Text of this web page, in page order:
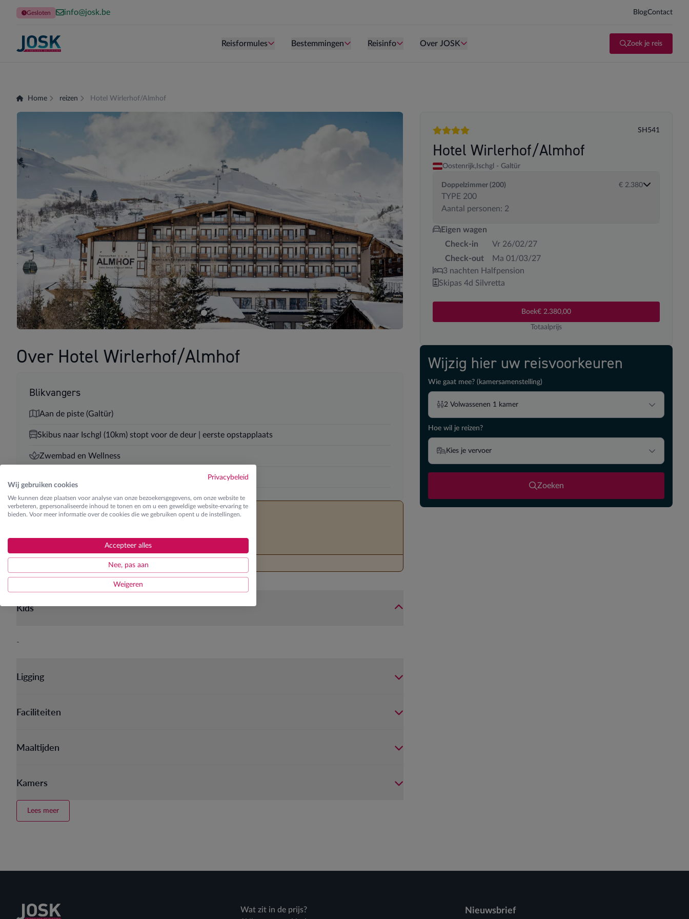
Privacybeleid
Wij gebruiken cookies
We kunnen deze plaatsen voor analyse van onze bezoekersgegevens, om onze website te
verbeteren, gepersonaliseerde inhoud te tonen en om u een geweldige website-ervaring te
bieden. Voor meer informatie over de cookies die we gebruiken opent u de instellingen.
Accepteer alles
Nee, pas aan
Weigeren
Gesloten info@josk.be BlogContact
Terug naar de homepage
Zoek je reis
Reisformules Persoon is te oud kind te zijn.
Bestemmingen Persoon is te oud kind te zijn.
Reisinfo Persoon is te oud kind te zijn.
Over JOSK
Home reizen Hotel Wirlerhof/Almhof
Er zijn momenteel geen kamers beschikbaar voor deze samenstelling. U kan uw kamersamenstelling wijzigen.Vergelijk de verschillende transportopties
4 sterren
SH541
Hotel Wirlerhof/Almhof
Oostenrijk, Ischgl - Galtür
Doppelzimmer (200)
TYPE 200
Aantal personen: 2
€ 2.380
Eigen wagen
Check-in
Vr 26/02/27
Check-out
Ma 01/03/27
3 nachten Halfpension
Skipas 4d Silvretta
Boek€ 2.380,00
Totaalprijs
Wijzig hier uw reisvoorkeuren
Wie gaat mee? (kamersamenstelling)
2 Volwassenen 1 kamer
Hoe wil je reizen?
Kies je vervoer
Zoeken
Over Hotel Wirlerhof/Almhof
Blikvangers
Aan de piste (Galtür)
Skibus naar Ischgl (10km) stopt voor de deur | eerste opstapplaats
Zwembad en Wellness
Skilessen
Kids
-
Ligging
Faciliteiten
Maaltijden
Kamers
Lees meer
Terug naar home
Wat zit in de prijs?
Nieuwsbrief